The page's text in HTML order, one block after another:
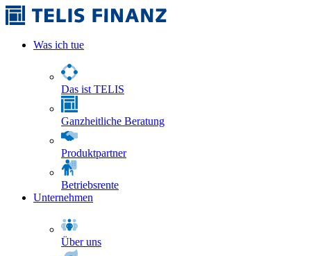
Was ich tue
Das ist TELIS
Ganzheitliche Beratung
Produktpartner
Betriebsrente
Unternehmen
Über uns